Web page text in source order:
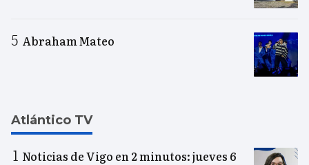
Abraham Mateo
Atlántico TV
Noticias de Vigo en 2 minutos: jueves 6